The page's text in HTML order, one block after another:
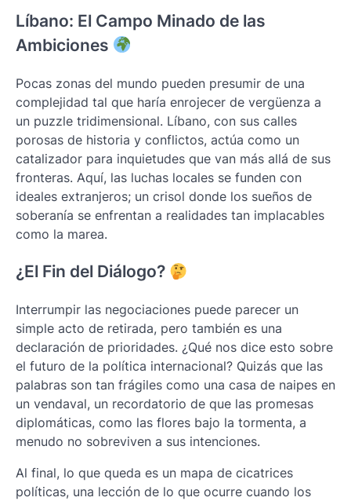
Líbano: El Campo Minado de las
Ambiciones
Pocas zonas del mundo pueden presumir de una
complejidad tal que haría enrojecer de vergüenza a
un puzzle tridimensional. Líbano, con sus calles
porosas de historia y conflictos, actúa como un
catalizador para inquietudes que van más allá de sus
fronteras. Aquí, las luchas locales se funden con
ideales extranjeros; un crisol donde los sueños de
soberanía se enfrentan a realidades tan implacables
como la marea.
¿El Fin del Diálogo?
Interrumpir las negociaciones puede parecer un
simple acto de retirada, pero también es una
declaración de prioridades. ¿Qué nos dice esto sobre
el futuro de la política internacional? Quizás que las
palabras son tan frágiles como una casa de naipes en
un vendaval, un recordatorio de que las promesas
diplomáticas, como las flores bajo la tormenta, a
menudo no sobreviven a sus intenciones.
Al final, lo que queda es un mapa de cicatrices
políticas, una lección de lo que ocurre cuando los